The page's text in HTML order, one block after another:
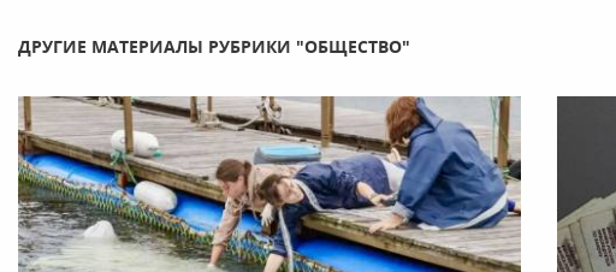
ДРУГИЕ МАТЕРИАЛЫ РУБРИКИ "ОБЩЕСТВО"